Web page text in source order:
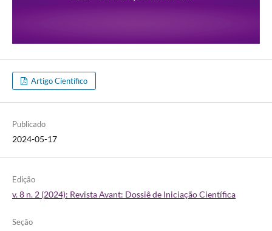
Artigo Científico
Publicado
2024-05-17
Edição
v. 8 n. 2 (2024): Revista Avant: Dossiê de Iniciação Científica
Seção